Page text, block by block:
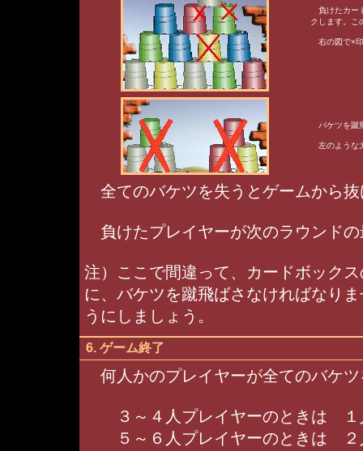
負けたカー
クします。こ
右の図で×印
バケツを蹴
左のような
全てのバケツを失うとゲームから抜
負けたプレイヤーが次のラウンド
注）ここで間違って、カードボック
に、バケツを蹴飛ばさなければなり
うにしましょう。
6. ゲーム終了
何人かのプレイヤーが全てのバケ
３～４人プレイヤーのときは １
５～６人プレイヤーのときは ２